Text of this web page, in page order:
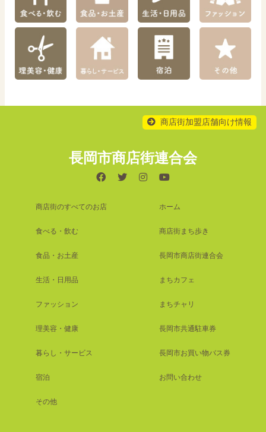
商店街加盟店舗向け情報
長岡市商店街連合会
商店街のすべてのお店
食べる・飲む
食品・お土産
生活・日用品
ファッション
理美容・健康
暮らし・サービス
宿泊
その他
ホーム
商店街まち歩き
長岡市商店街連合会
まちカフェ
まちチャリ
長岡市共通駐車券
長岡市お買い物バス券
お問い合わせ